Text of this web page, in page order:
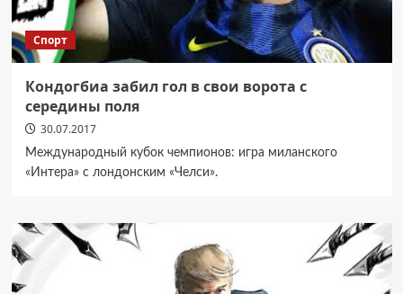
Спорт
Кондогбиа забил гол в свои ворота с
середины поля
30.07.2017
Международный кубок чемпионов: игра миланского
«Интера» с лондонским «Челси».